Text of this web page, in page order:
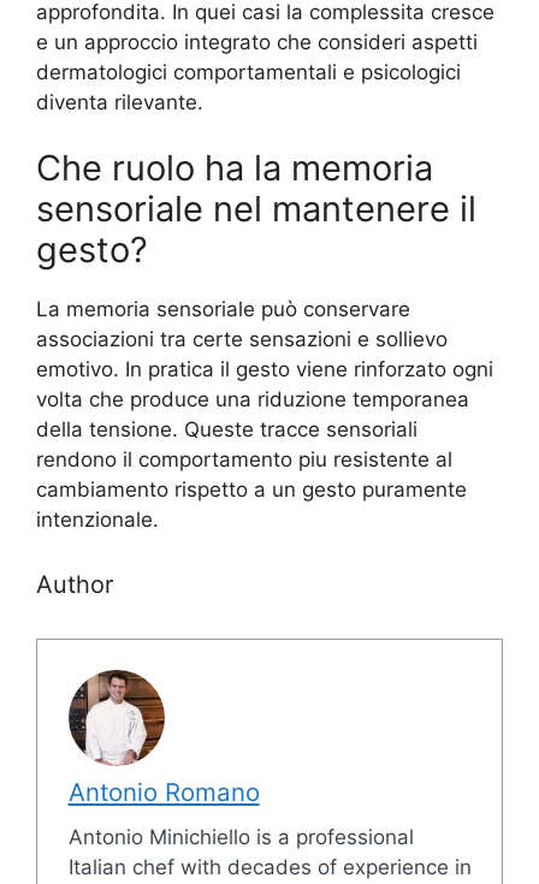
approfondita. In quei casi la complessita cresce
e un approccio integrato che consideri aspetti
dermatologici comportamentali e psicologici
diventa rilevante.
Che ruolo ha la memoria
sensoriale nel mantenere il
gesto?
La memoria sensoriale può conservare
associazioni tra certe sensazioni e sollievo
emotivo. In pratica il gesto viene rinforzato ogni
volta che produce una riduzione temporanea
della tensione. Queste tracce sensoriali
rendono il comportamento piu resistente al
cambiamento rispetto a un gesto puramente
intenzionale.
Author
Antonio Romano
Antonio Minichiello is a professional
Italian chef with decades of experience in